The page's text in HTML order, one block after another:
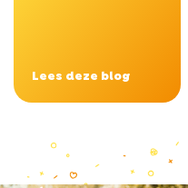
Lees deze blog